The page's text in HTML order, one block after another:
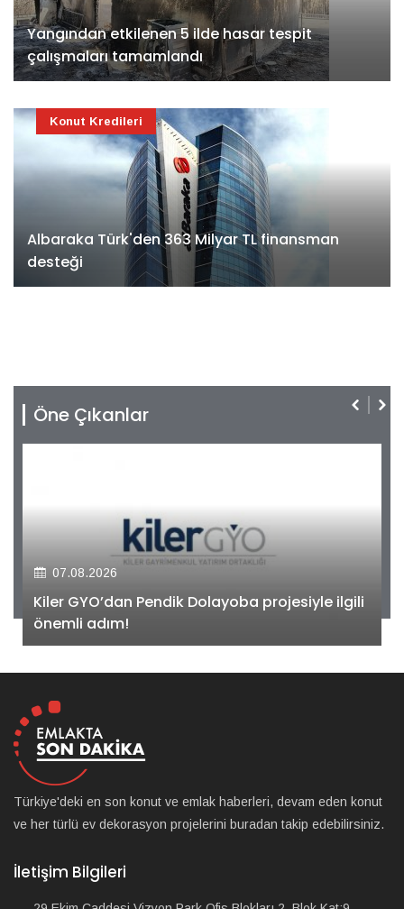
Yangından etkilenen 5 ilde hasar tespit
çalışmaları tamamlandı
Albaraka Türk'den 363 Milyar TL finansman
desteği
Konut Kredileri
Öne Çıkanlar
07.08.2026
Kiler GYO’dan Pendik Dolayoba projesiyle ilgili
önemli adım!
Türkiye'deki en son konut ve emlak haberleri, devam eden konut
ve her türlü ev dekorasyon projelerini buradan takip edebilirsiniz.
İletişim Bilgileri